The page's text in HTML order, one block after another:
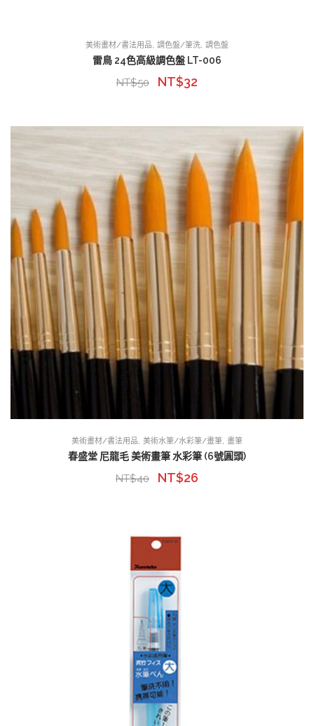
美術畫材/書法用品 調色盤/筆洗 調色盤
雷鳥 24色高級調色盤 LT-006
NT$50 NT$32
美術畫材/書法用品 美術水筆/水彩筆/畫筆 畫筆
春盛堂 尼龍毛 美術畫筆 水彩筆 (6號圓頭)
NT$40 NT$26